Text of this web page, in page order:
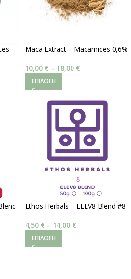
Maca Extract – Macamides 0,6%
10,00 € – 18,00 €
ΕΠΙΛΟΓΉ
Ethos Herbals – ELEV8 Blend #8
4,50 € – 14,00 €
ΕΠΙΛΟΓΉ